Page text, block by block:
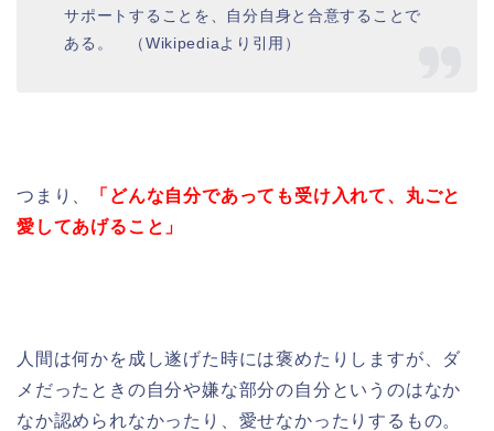
サポートすることを、自分自身と合意することで
ある。 （Wikipediaより引用）
つまり、
「どんな自分であっても受け入れて、丸ごと
愛してあげること」
人間は何かを成し遂げた時には褒めたりしますが、ダ
メだったときの自分や嫌な部分の自分というのはなか
なか認められなかったり、愛せなかったりするもの。